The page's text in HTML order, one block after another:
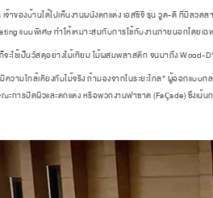
ของบ้านได้ไปเห็นงานผนังตกแต่ง เอสซีจี รุ่น วูด-ดี ที่มีลว
แบบพิเศษ ทำให้เหมาะสมกับการใช้กับงานภายนอกโดยเ
ใช้เป็นวัสดุอย่างไม้เทียม ไม้ผสมพลาสติก จนมาถึง Wood-
ามใกล้เคียงกับไม้จริง ถ้ามองจากในระยะไกล” ผู้ออกแบบก
การปิดผิวและตกแต่ง หรือพวกงานฟาซาด (Façade) ซึ่งเน้น